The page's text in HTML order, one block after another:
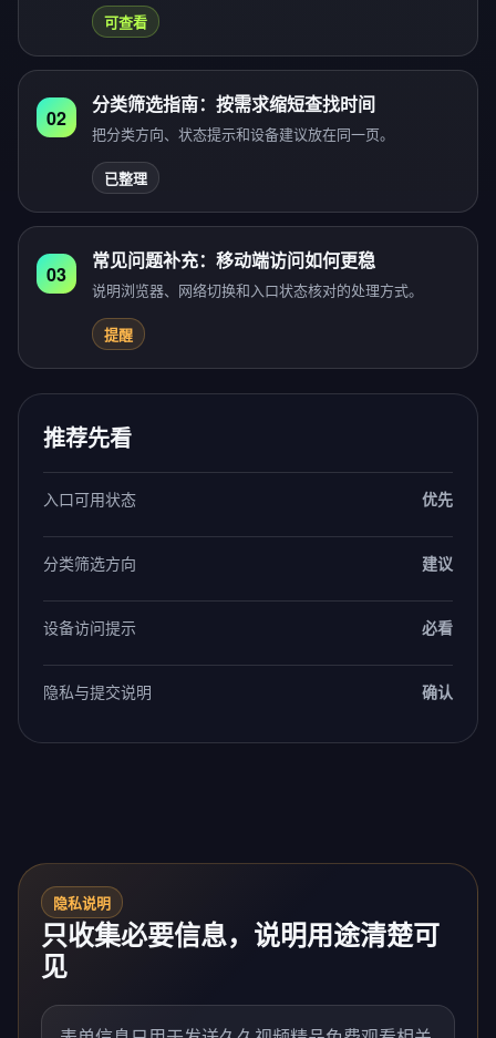
可查看
02
分类筛选指南：按需求缩短查找时间
把分类方向、状态提示和设备建议放在同一页。
已整理
03
常见问题补充：移动端访问如何更稳
说明浏览器、网络切换和入口状态核对的处理方式。
提醒
推荐先看
入口可用状态 优先
分类筛选方向 建议
设备访问提示 必看
隐私与提交说明 确认
隐私说明
只收集必要信息，说明用途清楚可
见